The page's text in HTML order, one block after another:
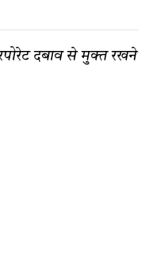
दबाव से मुक्त रखने